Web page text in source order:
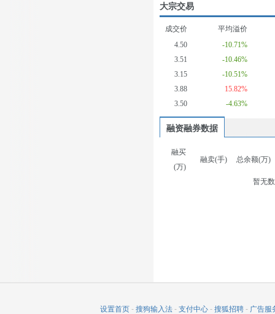
大宗交易
成交价
平均溢价
4.50
-10.71%
3.51
-10.46%
3.15
-10.51%
3.88
15.82%
3.50
-4.63%
融资融券数据
融买
(万)
融卖(手) 总余额(万)
暂无
设置首页 - 搜狗输入法 - 支付中心 - 搜狐招聘 - 广告服